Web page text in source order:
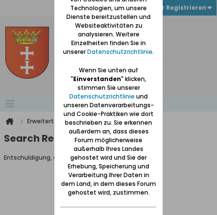
Anmelden oder Registrieren
Erweiterte Suche Suchergebnisse
Search Result
Entschuldigung, du darfst diese Seite nicht aufrufen.
Technologien, um unsere
Dienste bereitzustellen und
Websiteaktivitäten zu
analysieren. Weitere
Einzelheiten finden Sie in
unsererDatenschutzrichtlinie.
Wenn Sie unten auf
"Einverstanden" klicken,
stimmen Sie unserer
Datenschutzrichtlinie und
unseren Datenverarbeitungs-
und Cookie-Praktiken wie dort
beschrieben zu. Sie erkennen
außerdem an, dass dieses
Forum möglicherweise
außerhalb Ihres Landes
gehostet wird und Sie der
Erhebung, Speicherung und
Verarbeitung Ihrer Daten in
dem Land, in dem dieses Forum
gehostet wird, zustimmen.